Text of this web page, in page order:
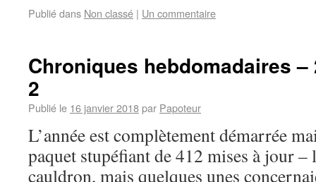
Publié dans Non classé | Un commentaire
Chroniques hebdomadaires –
2
Publié le 16 janvier 2018par Papoteur
L’année est complètement démarrée
paquet stupéfiant de 412 mises à jour
cauldron, mais quelques unes